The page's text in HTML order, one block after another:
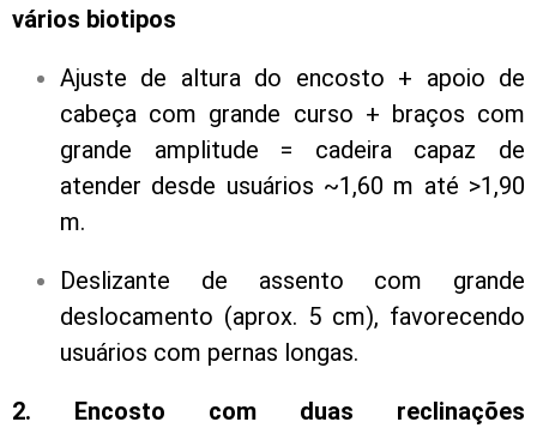
vários biotipos
Ajuste de altura do encosto + apoio de
cabeça com grande curso + braços com
grande amplitude = cadeira capaz de
atender desde usuários ~1,60 m até >1,90
m.
Deslizante de assento com grande
deslocamento (aprox. 5 cm), favorecendo
usuários com pernas longas.
2. Encosto com duas reclinações